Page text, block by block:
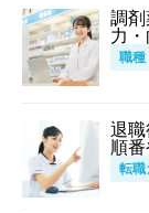
調
力
職種
退
順
転職